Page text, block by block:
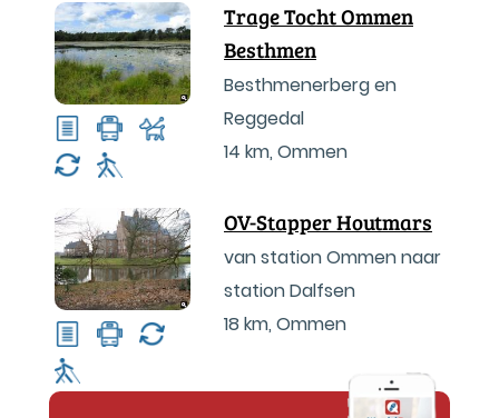
Trage Tocht Ommen
Besthmen
Besthmenerberg en
Reggedal
14 km, Ommen
OV-Stapper Houtmars
van station Ommen naar
station Dalfsen
18 km, Ommen